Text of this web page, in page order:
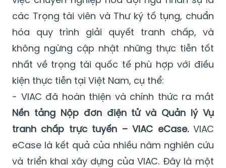
các Trọng tài viên và Thư ký tố tụng, chuẩn
hóa quy trình giải quyết tranh chấp, và
không ngừng cập nhật những thực tiễn tốt
nhất về trọng tài quốc tế phù hợp với điều
kiện thực tiễn tại Việt Nam, cụ thể:
- VIAC đã hoàn thiện và chính thức ra mắt
Nền tảng Nộp đơn điện tử và Quản lý Vụ
tranh chấp trực tuyến – VIAC eCase.VIAC
eCase là kết quả của nhiều năm nghiên cứu
và triển khai xây dựng của VIAC. Đây là một